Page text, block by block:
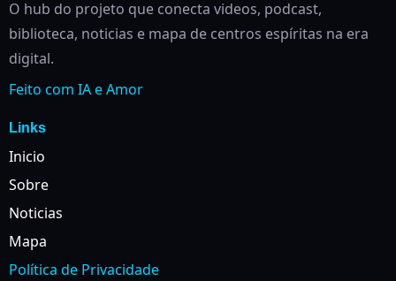
O hub do projeto que conecta videos, podcast,
biblioteca, noticias e mapa de centros espíritas na era
digital.
Feito com IA e Amor
Links
Inicio
Sobre
Noticias
Mapa
Política de Privacidade